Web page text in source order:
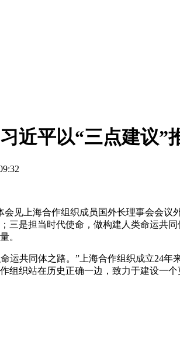
近平以“三点建议”
上海合作组织成员国外长理事会会议
三是担当时代使命，做构建人类命运共
。
共同体之路。”上海合作组织成立24年
组织站在历史正确一边，致力于建设一